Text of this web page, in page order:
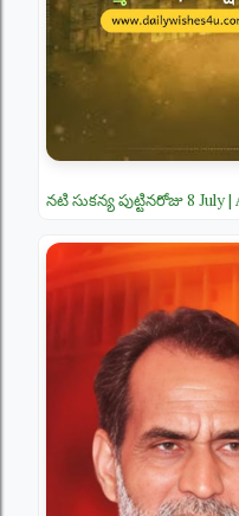
నటి సుకన్య పుట్టినరోజు 8 July